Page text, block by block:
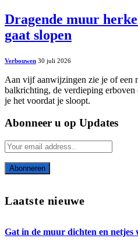
Dragende muur
gaat slopen
Verbouwen 30 juli 2026
Aan vijf aanwijzingen zie je of een
balkrichting, de verdieping
je het voordat je sloopt.
Abonneer u op Updates
Laatste nieuwe
Gat in de muur dichten en netjes